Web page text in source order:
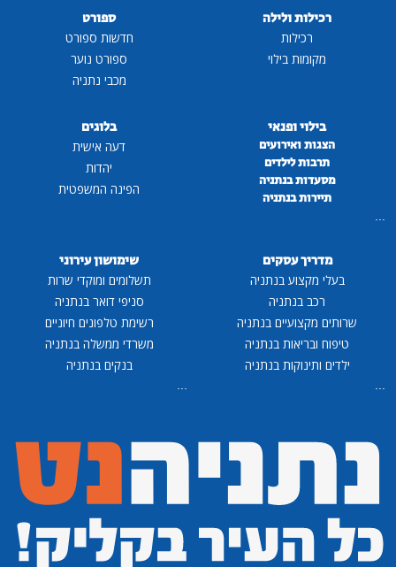
רכילות ולילה
רכילות
מקומות בילוי
ספורט
חדשות ספורט
ספורט נוער
מכבי נתניה
בילוי ופנאי
הצגות ואירועים
תרבות לילדים
מסעדות בנתניה
תיירות בנתניה
...
בלוגים
דעה אישית
יהדות
הפינה המשפטית
מדריך עסקים
בעלי מקצוע בנתניה
רכב בנתניה
שרותים מקצועיים בנתניה
טיפוח ובריאות בנתניה
ילדים ותינוקות בנתניה
...
שימושון עירוני
תשלומים ומוקדי שרות
סניפי דואר בנתניה
רשימת טלפונים חיוניים
משרדי ממשלה בנתניה
בנקים בנתניה
...